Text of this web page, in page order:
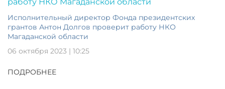
Исполнительный директор Фонда президентских
грантов Антон Долгов проверит работу НКО
Магаданской области
06 октября 2023 | 10:25
ПОДРОБНЕЕ